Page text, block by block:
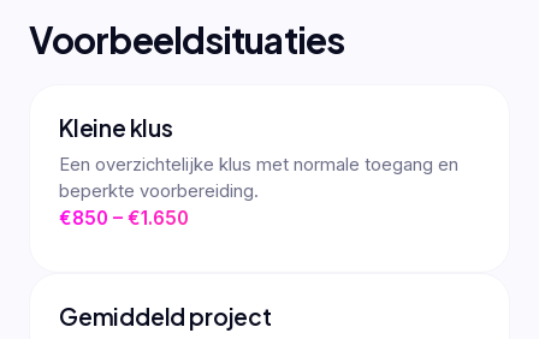
Voorbeeldsituaties
Kleine klus
Een overzichtelijke klus met normale toegang en
beperkte voorbereiding.
€850 – €1.650
Gemiddeld project